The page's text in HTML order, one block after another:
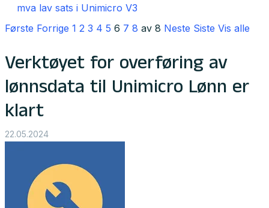
mva lav sats i Unimicro V3
Første Forrige 1 2 3 4 5 6 7 8 av 8 Neste Siste Vis alle
Verktøyet for overføring av
lønnsdata til Unimicro Lønn er
klart
22.05.2024